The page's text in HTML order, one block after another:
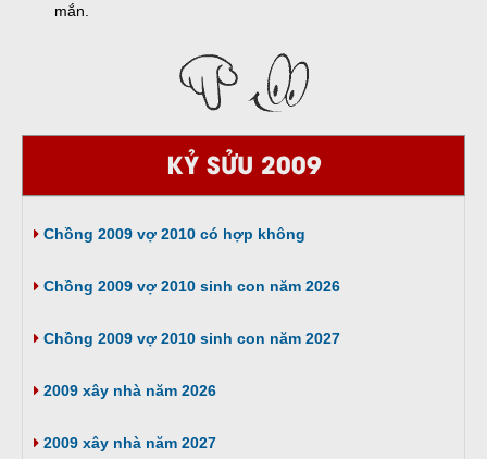
mắn.
KỶ SỬU 2009
Chồng 2009 vợ 2010 có hợp không
Chồng 2009 vợ 2010 sinh con năm 2026
Chồng 2009 vợ 2010 sinh con năm 2027
2009 xây nhà năm 2026
2009 xây nhà năm 2027